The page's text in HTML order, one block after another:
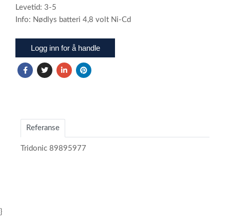
Levetid: 3-5
Info: Nødlys batteri 4,8 volt Ni-Cd
Logg inn for å handle
Referanse
Tridonic 89895977
}